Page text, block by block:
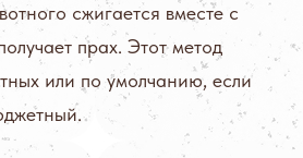
сжигается вместе с
прах. Этот метод
или по умолчанию, если